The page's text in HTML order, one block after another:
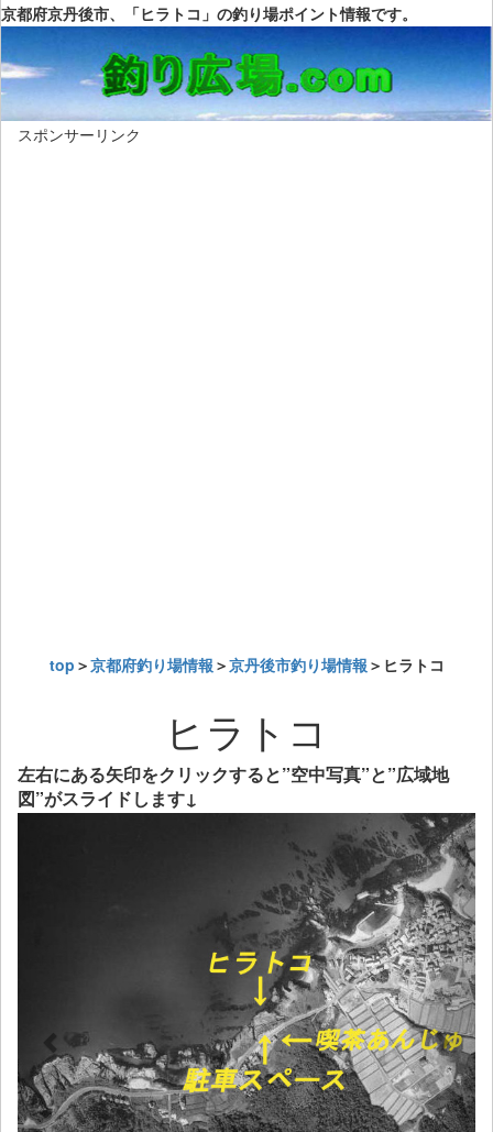
京都府京丹後市、「ヒラトコ」の釣り場ポイント情報です。
スポンサーリンク
top ＞京都府釣り場情報 ＞京丹後市釣り場情報 ＞ヒラトコ
ヒラトコ
左右にある矢印をクリックすると”空中写真”と”広域地
図”がスライドします↓
Next